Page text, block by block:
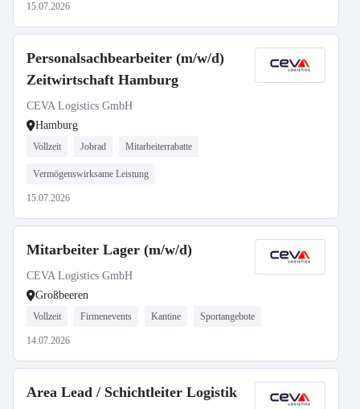
15.07.2026
Personalsachbearbeiter (m/w/d)
Zeitwirtschaft Hamburg
CEVA Logistics GmbH
Hamburg
Vollzeit Jobrad Mitarbeiterrabatte
Vermögenswirksame Leistung
15.07.2026
Mitarbeiter Lager (m/w/d)
CEVA Logistics GmbH
Großbeeren
Vollzeit Firmenevents Kantine Sportangebote
14.07.2026
Area Lead / Schichtleiter Logistik